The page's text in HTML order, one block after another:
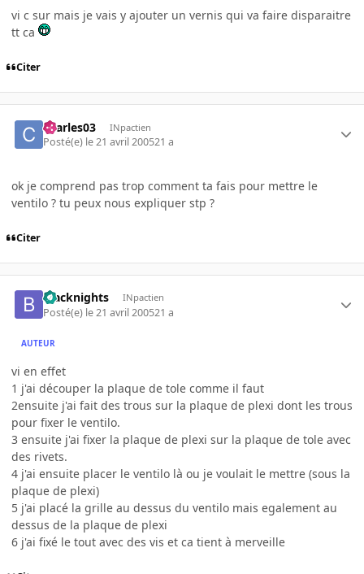
vi c sur mais je vais y ajouter un vernis qui va faire disparaitre
tt ca
Citer
charles03 INpactien
Posté(e) le 21 avril 200521 a
ok je comprend pas trop comment ta fais pour mettre le
ventilo ? tu peux nous expliquer stp ?
Citer
blacknights INpactien
Posté(e) le 21 avril 200521 a
AUTEUR
vi en effet
1 j'ai découper la plaque de tole comme il faut
2ensuite j'ai fait des trous sur la plaque de plexi dont les trous
pour fixer le ventilo.
3 ensuite j'ai fixer la plaque de plexi sur la plaque de tole avec
des rivets.
4 j'ai ensuite placer le ventilo là ou je voulait le mettre (sous la
plaque de plexi)
5 j'ai placé la grille au dessus du ventilo mais egalement au
dessus de la plaque de plexi
6 j'ai fixé le tout avec des vis et ca tient à merveille